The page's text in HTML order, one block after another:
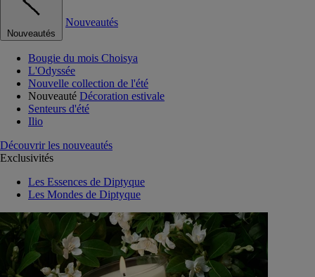
Nouveautés
Nouveautés
Bougie du mois Choisya
L'Odyssée
Nouvelle collection de l'été
Nouveauté Décoration estivale
Senteurs d'été
Ilio
Découvrir les nouveautés
Exclusivités
Les Essences de Diptyque
Les Mondes de Diptyque